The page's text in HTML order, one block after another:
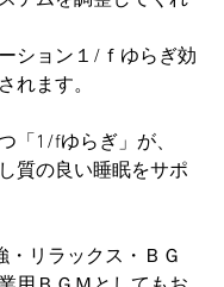
ション１/ｆゆらぎ効
れます。
「1/fゆらぎ」が、
質の良い睡眠をサポ
・リラックス・ＢＧ